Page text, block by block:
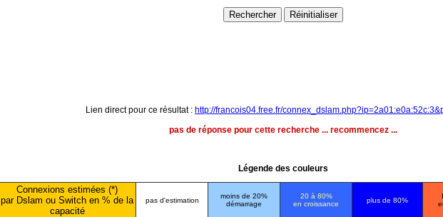
Lien direct pour ce résultat : http://francois04.free.fr/
pas de réponse pour cette recherche ... recommencez ...
Légende des couleurs
Connexions estimées (*)
par Dslam ou Switch en % de la
capacité
pas d'estimation
moins de 20%
démarrage
20 à 80%
en croissance
plus de 80%